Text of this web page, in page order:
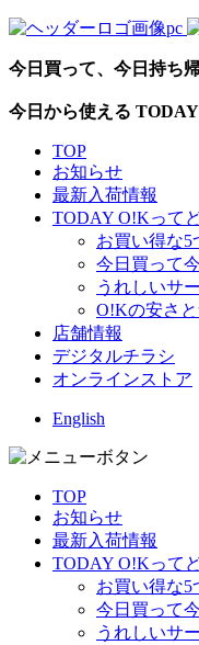
今日買って、今日持ち帰
今日から使える
TOP
お知らせ
最新入荷情報
TODAY O!Kって
お買い得な5
今日買って
うれしいサ
O!Kの安さ
店舗情報
デジタルチラシ
オンラインストア
English
TOP
お知らせ
最新入荷情報
TODAY O!Kって
お買い得な5
今日買って
うれしいサ